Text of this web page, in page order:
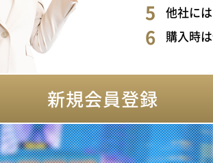
他社に
購入時
新規会員登録